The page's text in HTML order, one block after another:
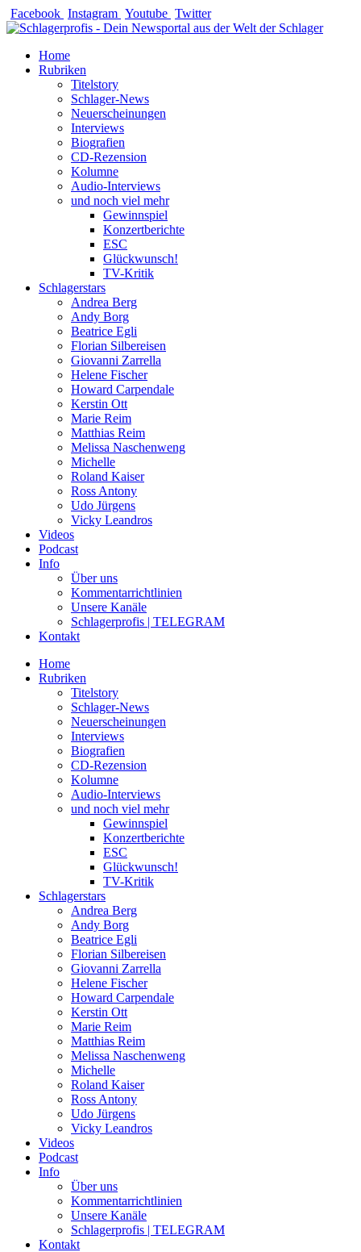
Zum
Inhalt
Facebook Instagram Youtube Twitter
Home
Rubriken
Titelstory
Schlager-News
Neuerscheinungen
Interviews
Biografien
CD-Rezension
Kolumne
Audio-Interviews
und noch viel mehr
Gewinnspiel
Konzertberichte
ESC
Glückwunsch!
TV-Kritik
Schlagerstars
Andrea Berg
Andy Borg
Beatrice Egli
Florian Silbereisen
Giovanni Zarrella
Helene Fischer
Howard Carpendale
Kerstin Ott
Marie Reim
Matthias Reim
Melissa Naschenweng
Michelle
Roland Kaiser
Ross Antony
Udo Jürgens
Vicky Leandros
Videos
Podcast
Info
Über uns
Kommentarrichtlinien
Unsere Kanäle
Schlagerprofis | TELEGRAM
Kontakt
Home
Rubriken
Titelstory
Schlager-News
Neuerscheinungen
Interviews
Biografien
CD-Rezension
Kolumne
Audio-Interviews
und noch viel mehr
Gewinnspiel
Konzertberichte
ESC
Glückwunsch!
TV-Kritik
Schlagerstars
Andrea Berg
Andy Borg
Beatrice Egli
Florian Silbereisen
Giovanni Zarrella
Helene Fischer
Howard Carpendale
Kerstin Ott
Marie Reim
Matthias Reim
Melissa Naschenweng
Michelle
Roland Kaiser
Ross Antony
Udo Jürgens
Vicky Leandros
Videos
Podcast
Info
Über uns
Kommentarrichtlinien
Unsere Kanäle
Schlagerprofis | TELEGRAM
Kontakt